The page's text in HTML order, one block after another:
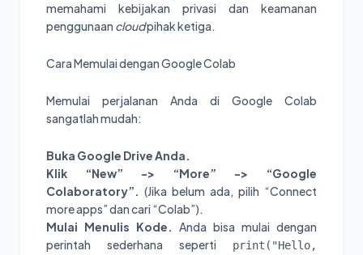
memahami kebijakan privasi dan keamanan
penggunaan cloudpihak ketiga.
Cara Memulai dengan Google Colab
Memulai perjalanan Anda di Google Colab
sangatlah mudah:
Buka Google Drive Anda.
Klik “New” -> “More” -> “Google
Colaboratory”. (Jika belum ada, pilih “Connect
more apps” dan cari “Colab”).
Mulai Menulis Kode. Anda bisa mulai dengan
perintah sederhana seperti
print("Hello,